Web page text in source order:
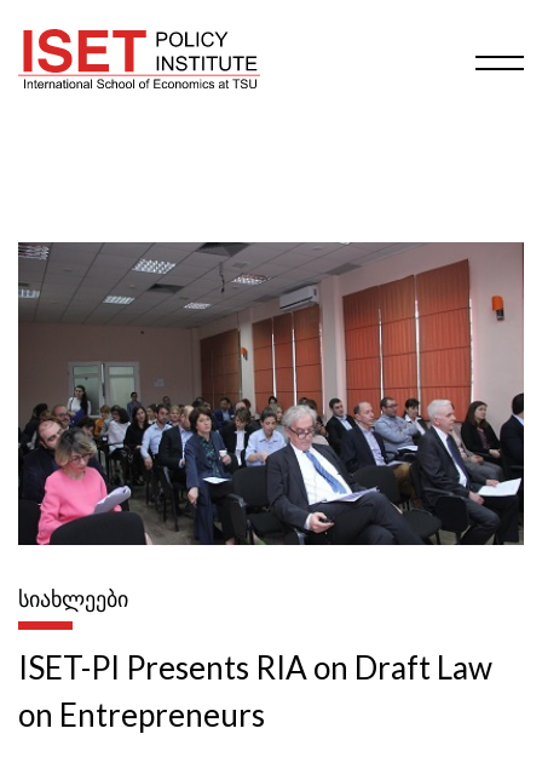
ᲡᲘᲐᲮᲚᲔᲔᲑᲘ
ISET-PI Presents RIA on Draft Law
on Entrepreneurs